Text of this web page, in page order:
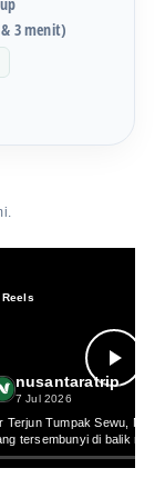
3 menit)
Reels
nusantaratrip
7 Jul 2026
Terjun Tumpak Sewu,
tersembunyi di balik
tropis Lumajang. Setiap
yang jatuh membentuk tirai